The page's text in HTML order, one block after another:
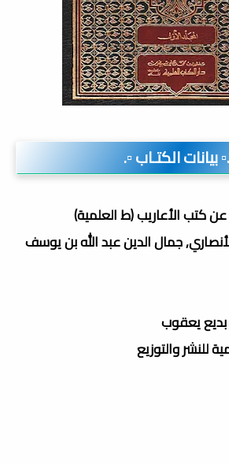
.▫️ بيانات الكتـاب ▫️.
كتب الأعاريب (ط العلمية)
جمال الدين عبد الله بن يوسف
بديع يعقوب
للنشر والتوزيع